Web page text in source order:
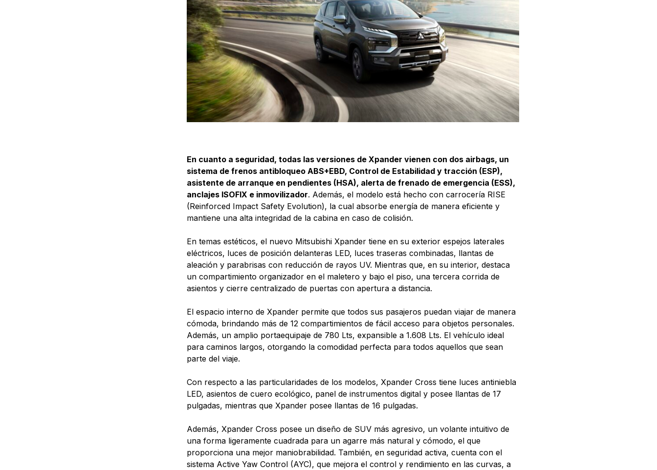
En cuanto a seguridad, todas las versiones de Xpander vienen con dos airbags, un
sistema de frenos antibloqueo ABS+EBD, Control de Estabilidad y tracción (ESP),
asistente de arranque en pendientes (HSA), alerta de frenado de emergencia (ESS),
anclajes ISOFIX e inmovilizador. Además, el modelo está hecho con carrocería RISE
(Reinforced Impact Safety Evolution), la cual absorbe energía de manera eficiente y
mantiene una alta integridad de la cabina en caso de colisión.
En temas estéticos, el nuevo Mitsubishi Xpander tiene en su exterior espejos laterales
eléctricos, luces de posición delanteras LED, luces traseras combinadas, llantas de
aleación y parabrisas con reducción de rayos UV. Mientras que, en su interior, destaca
un compartimiento organizador en el maletero y bajo el piso, una tercera corrida de
asientos y cierre centralizado de puertas con apertura a distancia.
El espacio interno de Xpander permite que todos sus pasajeros puedan viajar de manera
cómoda, brindando más de 12 compartimientos de fácil acceso para objetos personales.
Además, un amplio portaequipaje de 780 Lts, expansible a 1.608 Lts. El vehículo ideal
para caminos largos, otorgando la comodidad perfecta para todos aquellos que sean
parte del viaje.
Con respecto a las particularidades de los modelos, Xpander Cross tiene luces antiniebla
LED, asientos de cuero ecológico, panel de instrumentos digital y posee llantas de 17
pulgadas, mientras que Xpander posee llantas de 16 pulgadas.
Además, Xpander Cross posee un diseño de SUV más agresivo, un volante intuitivo de
una forma ligeramente cuadrada para un agarre más natural y cómodo, el que
proporciona una mejor maniobrabilidad. También, en seguridad activa, cuenta con el
sistema Active Yaw Control (AYC), que mejora el control y rendimiento en las curvas, a